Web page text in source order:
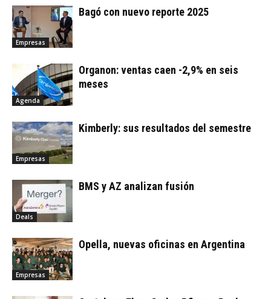
Empresas
Bagó con nuevo reporte 2025
Agenda
Organon: ventas caen -2,9% en seis
meses
Empresas
Kimberly: sus resultados del semestre
Deals
BMS y AZ analizan fusión
Empresas
Opella, nuevas oficinas en Argentina